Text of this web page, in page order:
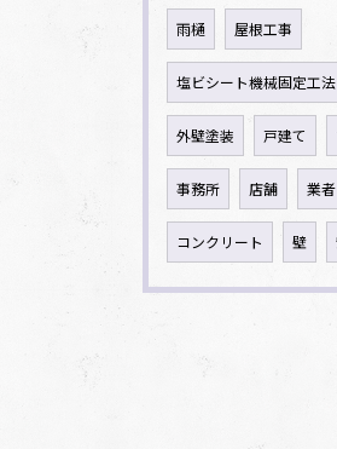
雨樋 屋根工事
塩ビシート機械固定工法
外壁塗装 戸建て
事務所 店舗 業者
コンクリート 壁